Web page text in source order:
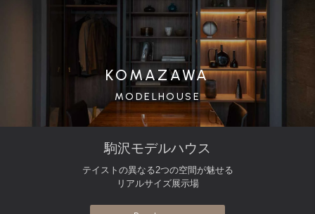
KOMAZAWA
MODELHOUSE
駒沢モデルハウス
テイストの異なる2つの空間が魅せる
リアルサイズ展示場